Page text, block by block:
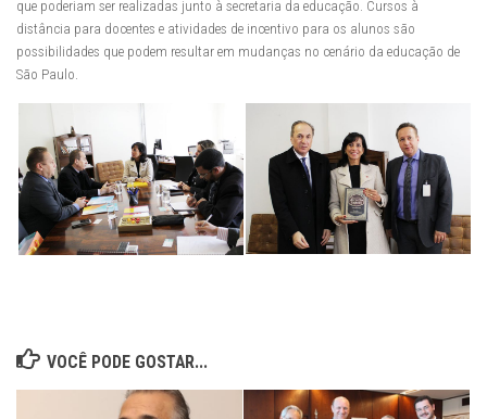
que poderiam ser realizadas junto à secretaria da educação. Cursos à
distância para docentes e atividades de incentivo para os alunos são
possibilidades que podem resultar em mudanças no cenário da educação de
São Paulo.
VOCÊ PODE GOSTAR...